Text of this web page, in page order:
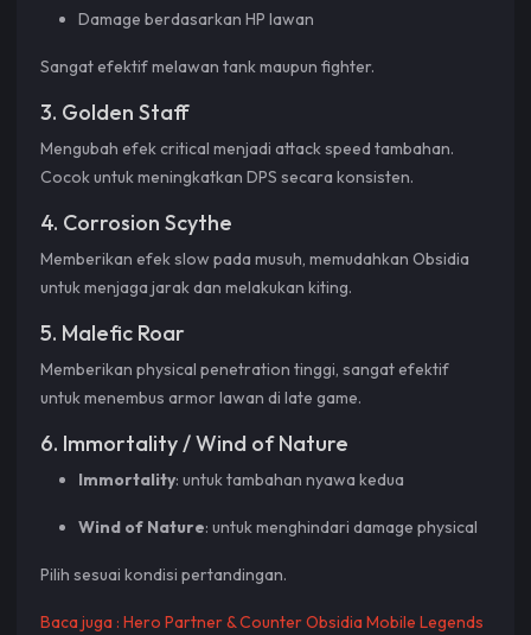
Damage berdasarkan HP lawan
Sangat efektif melawan tank maupun fighter.
3. Golden Staff
Mengubah efek critical menjadi attack speed tambahan.
Cocok untuk meningkatkan DPS secara konsisten.
4. Corrosion Scythe
Memberikan efek slow pada musuh, memudahkan Obsidia
untuk menjaga jarak dan melakukan kiting.
5. Malefic Roar
Memberikan physical penetration tinggi, sangat efektif
untuk menembus armor lawan di late game.
6. Immortality / Wind of Nature
Immortality: untuk tambahan nyawa kedua
Wind of Nature: untuk menghindari damage physical
Pilih sesuai kondisi pertandingan.
Baca juga : Hero Partner & Counter Obsidia Mobile Legends